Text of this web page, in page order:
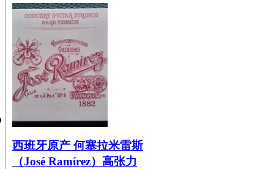
西班牙原产 何塞拉米雷斯
（José Ramírez）高张力